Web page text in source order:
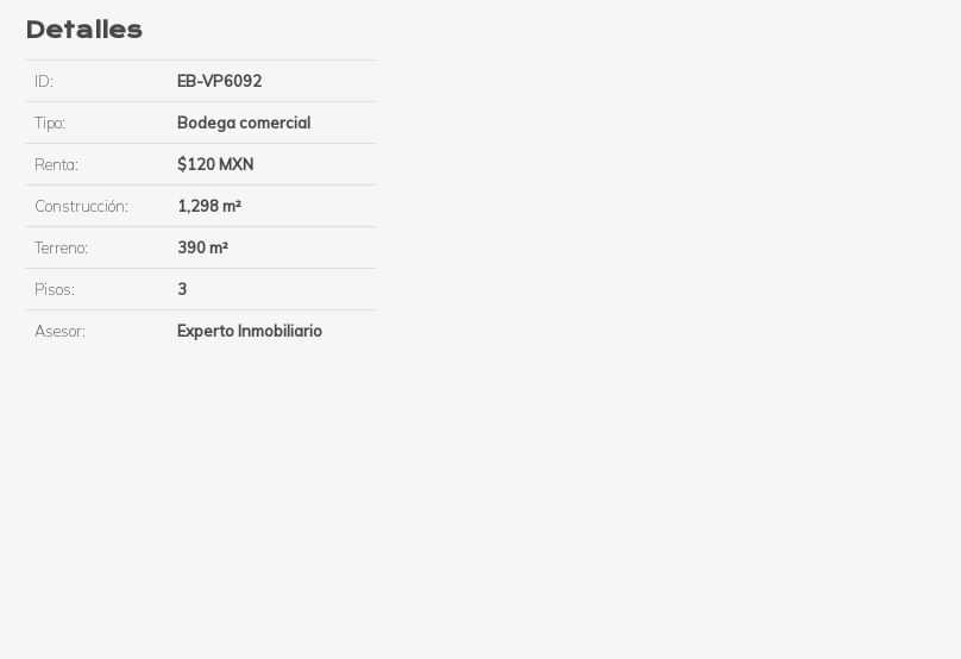
Detalles
ID: EB-VP6092
Tipo: Bodega comercial
Renta: $120 MXN
Construcción: 1,298 m²
Terreno: 390 m²
Pisos: 3
Asesor: Experto Inmobiliario